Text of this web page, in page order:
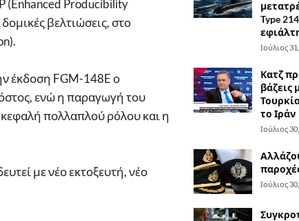
(Enhanced Producibility
βελτιώσεις, στο
έκδοση FGM-148E ο
ενώ η παραγωγή του
πολλαπλού ρόλου και η
με νέο εκτοξευτή, νέο
Type
Ιούλιος
Κατζ
βάζεις
το Ιράν
Ιούλιος
Ιούλιος